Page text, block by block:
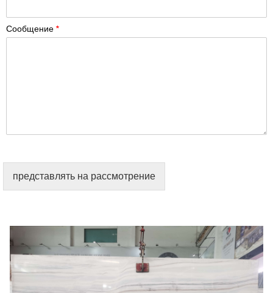
Сообщение *
представлять на рассмотрение